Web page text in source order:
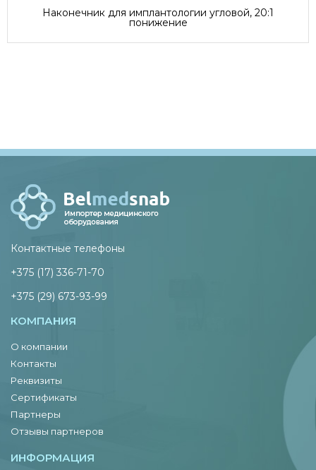
Наконечник для имплантологии угловой, 20:1
понижение
Контактные телефоны
+375 (17) 336-71-70
+375 (29) 673-93-99
КОМПАНИЯ
О компании
Контакты
Реквизиты
Сертификаты
Партнеры
Отзывы партнеров
ИНФОРМАЦИЯ